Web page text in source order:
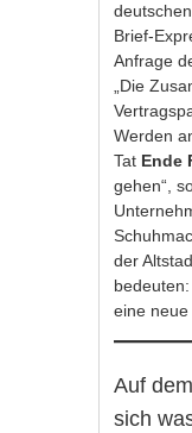
Brief-
Anfrage
„Die
Werden
Tat Ende
gehen“,
der
eine
Auf
sich